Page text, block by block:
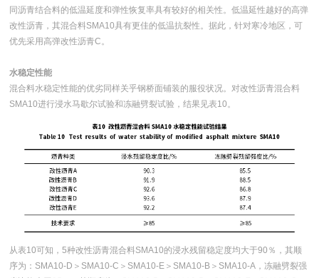
同沥青结合料的低温延度和弹性恢复率具有较好的相关性。低温延性越好的高弹
改性沥青，其混合料SMA10具有更佳的低温抗裂性。据此，针对寒冷地区，可
优先采用高弹改性沥青C。
水稳定性能
混合料水稳定性能的优劣同样关乎钢桥面铺装的服役状况。对改性沥青混合料
SMA10进行浸水马歇尔试验和冻融劈裂试验，结果见表10。
从表10可知，5种改性沥青混合料SMA10的浸水残留稳定度均大于90％，其顺
序为：SMA10-D＞SMA10-C＞SMA10-E＞SMA10-B＞SMA10-A，冻融劈裂强